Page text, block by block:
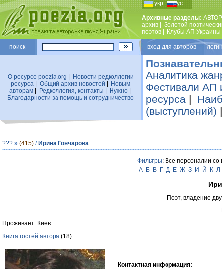
укр рус
Архивные разделы:
архив
Золотой
поэтов
Клубы АП Украины
поиск вход для авторов
О ресурсе poezia.org
Новости редколлегии
ресурса
Общий архив новостей
Новым
авторам| Редколлегия, контакты Нужно|
Благодарности за помощь и сотрудничество
Аналитика
Фестивали АП
ресурса |
(выступлений)
??? » (415) / Ирина Гончарова
Фильтры: Все персоналии со
А
Б В Г Д Е Ж З И Й К Л
Поэт, владение
Проживает: Киев
Книга гостей автора (18)
Контактная информация: